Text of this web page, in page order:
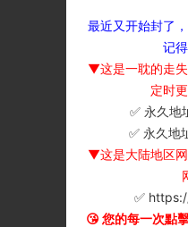
最近又开始封了
记
▼这是一耽的走
定时
✅ 永久地
✅ 永久地
▼这是大陆地区
✅
😘 您的每一次點